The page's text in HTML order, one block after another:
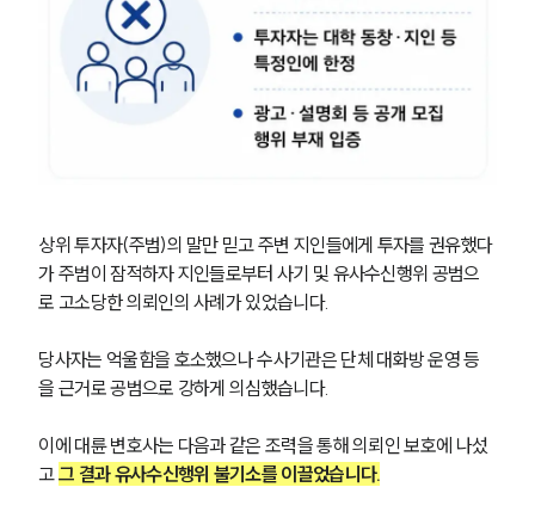
상위 투자자(주범)의 말만 믿고 주변 지인들에게 투자를 권유했다
가 주범이 잠적하자 지인들로부터 사기 및 유사수신행위 공범으
로 고소당한 의뢰인의 사례가 있었습니다.
당사자는 억울함을 호소했으나 수사기관은 단체 대화방 운영 등
을 근거로 공범으로 강하게 의심했습니다.
이에 대륜 변호사는 다음과 같은 조력을 통해 의뢰인 보호에 나섰
고 그 결과 유사수신행위 불기소를 이끌었습니다.